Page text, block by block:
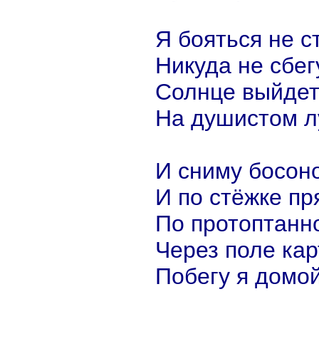
Я бояться не
Никуда не
Солнце
На душистом
И сниму
И по стёжке
По
Через поле
Побегу я